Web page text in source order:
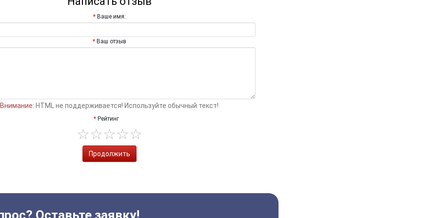
Ваше имя:
Ваш отзыв
Внимание: HTML не поддерживается! Используйте обычный текст!
Рейтинг
Продолжить
Оставьте заявку!